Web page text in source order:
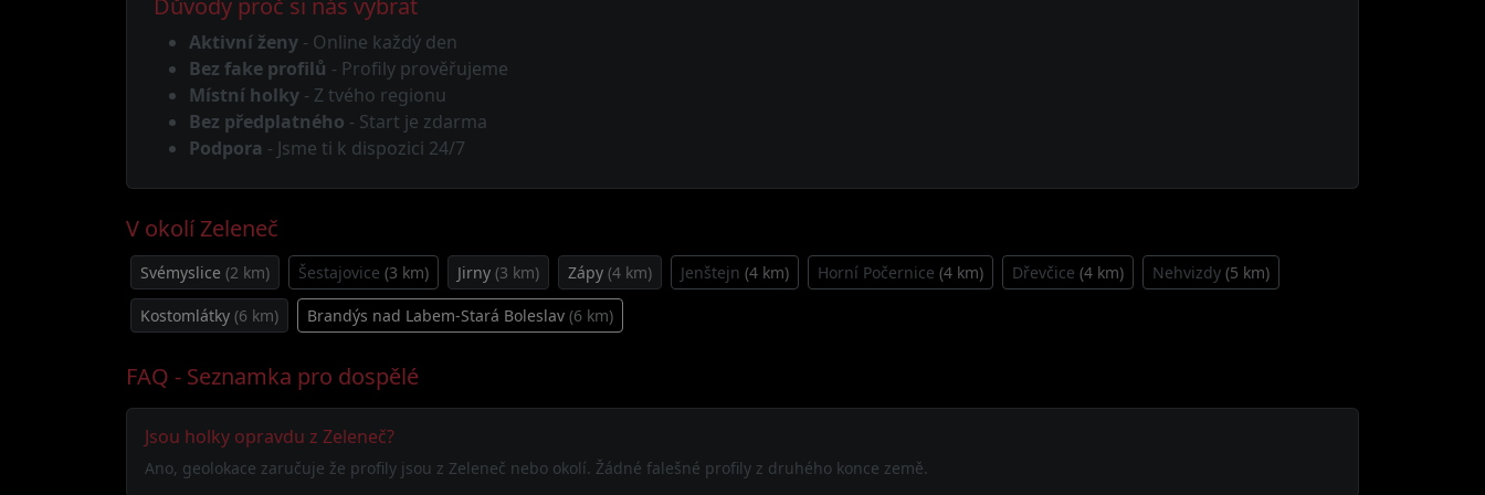
Důvody proč si nás vybrat
Aktivní ženy - Online každý den
Bez fake profilů - Profily prověřujeme
Místní holky - Z tvého regionu
Bez předplatného - Start je zdarma
Podpora - Jsme ti k dispozici 24/7
V okolí Zeleneč
Svémyslice (2 km) Šestajovice (3 km) Jirny (3 km) Zápy (4 km) Jenštejn (4 km) Horní Počernice (4 km) Dřevčice (4 km) Nehvizdy (5 km)
Kostomlátky (6 km) Brandýs nad Labem-Stará Boleslav (6 km)
FAQ - Seznamka pro dospělé
Jsou holky opravdu z Zeleneč?
Ano, geolokace zaručuje že profily jsou z Zeleneč nebo okolí. Žádné falešné profily z druhého konce země.